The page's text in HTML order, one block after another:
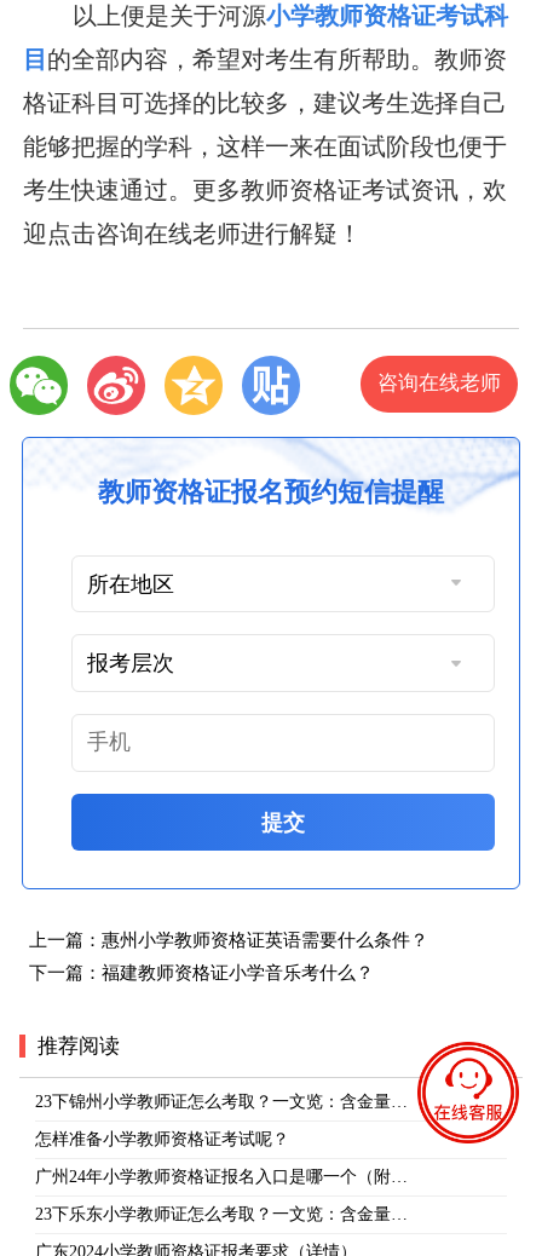
以上便是关于河源小学教师资格证考试科
目 的全部内容，希望对考生有所帮助。教师资
格证科目可选择的比较多，建议考生选择自己
能够把握的学科，这样一来在面试阶段也便于
考生快速通过。更多教师资格证考试资讯，欢
迎点击咨询在线老师进行解疑！
咨询在线老师
教师资格证报名预约短信提醒
提交
上一篇： 惠州小学教师资格证英语需要什么条件？
下一篇： 福建教师资格证小学音乐考什么？
推荐阅读
23下锦州小学教师证怎么考取？一文览：含金量…
怎样准备小学教师资格证考试呢？
广州24年小学教师资格证报名入口是哪一个（附…
23下乐东小学教师证怎么考取？一文览：含金量…
广东2024小学教师资格证报考要求（详情）